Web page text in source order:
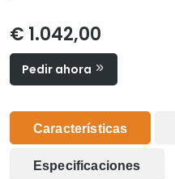
€ 1.042,00
Pedir ahora
Características
Especificaciones